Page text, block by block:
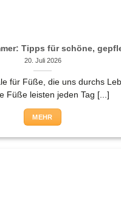
Tipps für schöne,
20. Juli 2026
für Füße, die uns durchs
Füße leisten jeden Tag [...]
MEHR